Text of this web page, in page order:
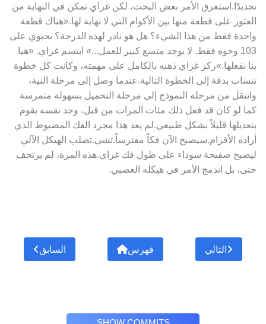
تحديدًا.استغرق الأمر بعض البحث، لكن غراي تمكن في النهاية من
العثور على قطعة منها بين الأكوام التي لا نهاية لها.«هناك قطعة
واحدة فقط من هذا الشيء؟ هل هو نادر لهذه الدرجة؟ يحتوي على
103 وجوه فقط. لا يوجد متسع كبير للعمل...» ابتسم غراي. «هيا
بنا نفعلها.»ركز غراي ذهنه بالكامل على مهمته، وكانت كل خطوة
تنساب بدقة إلى الخطوة التالية.عندما وصل إلى مرحلة النية،
وانتقل من مرحلة النموذج إلى مرحلة التحميل بسهولة متمرسة
كما لو كان قد فعل ذلك مئات المرات من قبل، وجد نفسه يقوم
بتعديلها قليلاً بشكل طبيعي.لم يعد هذا مجرد الفك المضبوط الذي
أراده الأقزام.سيصبح الآن فكاً مفترساً.تشي.تصلب الهيكل الآلي
ليصبح صفيحة سوداء على طول فك غراي.هذه المرة، لم يرتجف
حتى، بل اندمج الأمر في هيكله العصبي.
السابق فهرس التالي